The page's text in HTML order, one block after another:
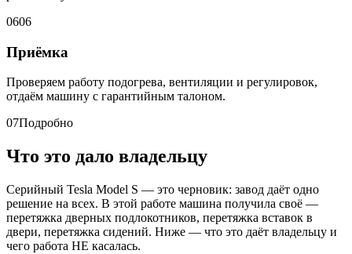
0606
Приёмка
Проверяем работу подогрева, вентиляции и регулировок,
отдаём машину с гарантийным талоном.
07Подробно
Что это дало владельцу
Серийный Tesla Model S — это черновик: завод даёт одно
решение на всех. В этой работе машина получила своё —
перетяжка дверных подлокотников, перетяжка вставок в
двери, перетяжка сидений. Ниже — что это даёт владельцу и
чего работа НЕ касалась.